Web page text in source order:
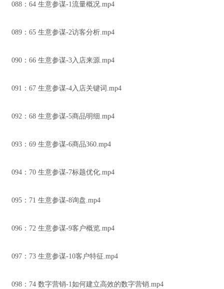
088：64 生意参谋-1流量概况.mp4
089：65 生意参谋-2访客分析.mp4
090：66 生意参谋-3入店来源.mp4
091：67 生意参谋-4入店关键词.mp4
092：68 生意参谋-5商品明细.mp4
093：69 生意参谋-6商品360.mp4
094：70 生意参谋-7标题优化.mp4
095：71 生意参谋-8询盘.mp4
096：72 生意参谋-9客户概览.mp4
097：73 生意参谋-10客户特征.mp4
098：74 数字营销-1如何建立高效的数字营销.mp4